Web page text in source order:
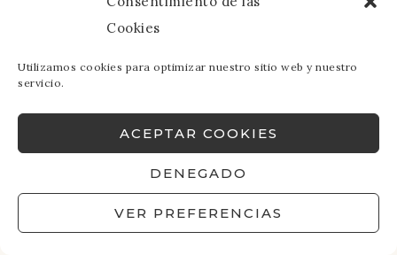
Cookies
Utilizamos cookies para optimizar nuestro sitio web y nuestro
servicio.
ACEPTAR COOKIES
DENEGADO
VER PREFERENCIAS